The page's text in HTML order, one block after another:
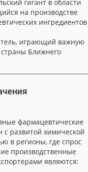
на производстве
ингредиентов
играющий важную
Ближнего
фармацевтические
с развитой химической
в регионы, где спрос
производственные
являются: